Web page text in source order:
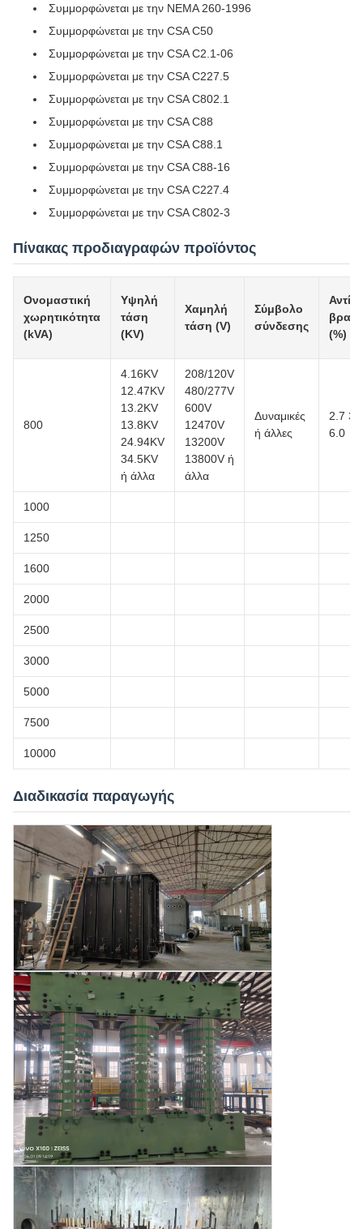
Συμμορφώνεται με την NEMA 260-1996
Συμμορφώνεται με την CSA C50
Συμμορφώνεται με την CSA C2.1-06
Συμμορφώνεται με την CSA C227.5
Συμμορφώνεται με την CSA C802.1
Συμμορφώνεται με την CSA C88
Συμμορφώνεται με την CSA C88.1
Συμμορφώνεται με την CSA C88-16
Συμμορφώνεται με την CSA C227.4
Συμμορφώνεται με την CSA C802-3
Πίνακας προδιαγραφών προϊόντος
Ονομαστική
χωρητικότητα
(kVA)
Υψηλή
τάση
(KV)
Χαμηλή
τάση (V)
Σύμβολο
σύνδεσης
(%)
800
4.16KV
12.47KV
13.2KV
13.8KV
24.94KV
34.5KV
ή άλλα
208/120V
480/277V
600V
12470V
13200V
13800V ή
άλλα
Δυναμικές
ή άλλες
2.7
6.0
1000
1250
1600
2000
2500
3000
5000
7500
10000
Διαδικασία παραγωγής